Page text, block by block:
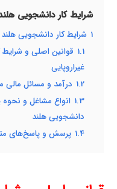
شرایط کار دانشجویی
1 شرایط کار دانشجویی هلند
1.1 قوانین اصلی و
غیراروپایی
1.2 درآمد و مسائل مالی
1.3 انواع مشاغل و نحوه
دانشجویی هلند
1.4 پرسش و پاسخ‌های